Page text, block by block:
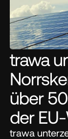
trawa
über
der
trawa